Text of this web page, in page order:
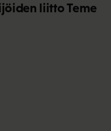
liitto Teme